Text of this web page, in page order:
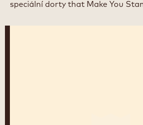
speciální dorty that Make You